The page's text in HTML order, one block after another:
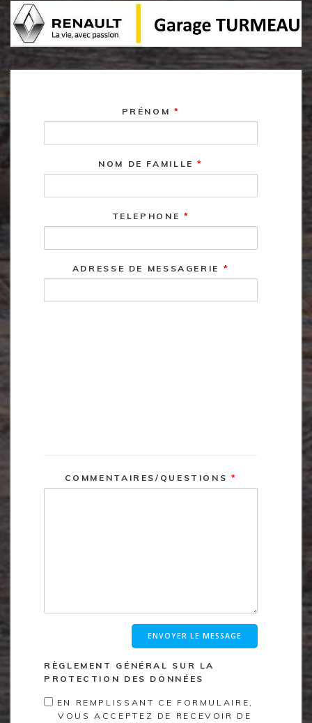
PRÉNOM *
NOM DE FAMILLE*
TELEPHONE *
ADRESSE DE MESSAGERIE *
COMMENTAIRES/QUESTIONS *
RÈGLEMENT GÉNÉRAL SUR LA
PROTECTION DES DONNÉES
EN REMPLISSANT CE FORMULAIRE,
VOUS ACCEPTEZ DE RECEVOIR DE